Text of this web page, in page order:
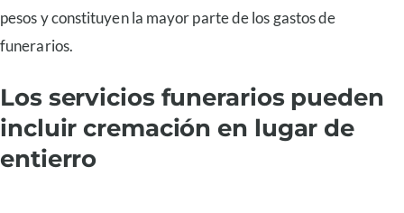
pesos y constituyen la mayor parte de los gastos de
funerarios.
Los servicios funerarios pueden
incluir cremación en lugar de
entierro